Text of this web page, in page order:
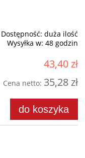
Dostępność: duża ilość
Wysyłka w: 48 godzin
43,40 zł
Cena netto: 35,28 zł
do koszyka